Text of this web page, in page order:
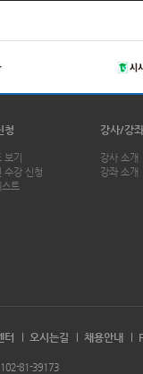
청
보기
수강 신청
스트
강사/강좌
강사 소개
강좌 소개
터 오시는길 채용안내
102-81-39173